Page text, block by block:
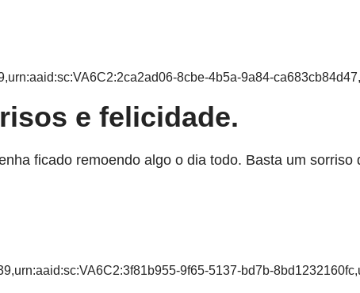
8cbe-4b5a-9a84-
e felicidade.
ficado remoendo algo o dia todo. Basta um sorriso
9f65-5137-bd7b-